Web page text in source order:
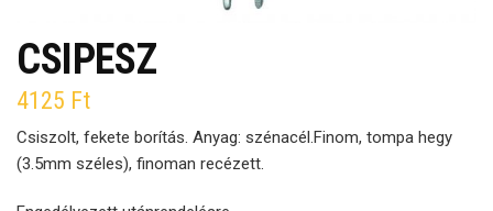
CSIPESZ
4125 Ft
Csiszolt, fekete borítás. Anyag: szénacél.Finom, tompa hegy
(3.5mm széles), finoman recézett.